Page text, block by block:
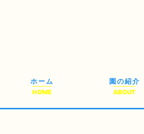
ホーム
HOME
園の紹介
ABOUT